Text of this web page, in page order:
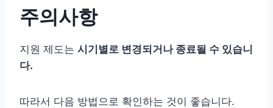
주의사항
지원 제도는 시기별로 변경되거나 종료될 수 있습니
다.
따라서 다음 방법으로 확인하는 것이 좋습니다.